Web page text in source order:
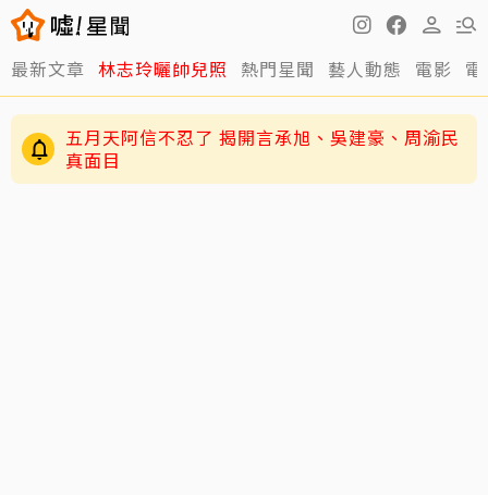
最新文章 林志玲曬帥兒照 熱門星聞 藝人動態 電影
五月天阿信不忍了 揭開言承旭、吳建豪、周渝民
真面目